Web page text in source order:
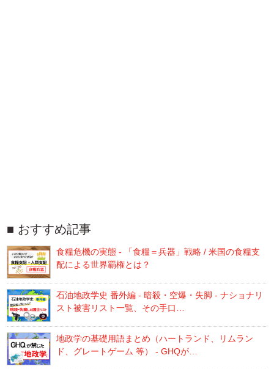
おすすめ記事
食糧危機の実態 - 「食糧＝兵器」戦略 / 米国の食糧支
配による世界覇権とは？
石油地政学史 番外編 - 暗殺・空爆・失脚 - ナショナリ
スト被害リスト一覧、その手口…
地政学の基礎用語まとめ（ハートランド、リムラン
ド、グレートゲーム 等） - GHQが…